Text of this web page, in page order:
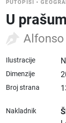
PUTOPISI •
U
Ilustracije
Dimenzije
Broj strana
Nakladnik